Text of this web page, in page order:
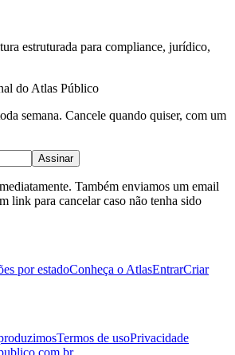
estruturada para compliance, jurídico,
do Atlas Público
semana. Cancele quando quiser, com um
Assinar
Também enviamos um email
link para cancelar caso não tenha sido
por estadoConheça o AtlasEntrarCriar
Termos de usoPrivacidade